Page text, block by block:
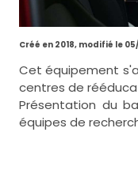
Créé en 2018, modifié le
Cet équipement
centres de
Présentation du
équipes de